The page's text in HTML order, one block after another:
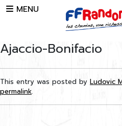
Skip to main content
MENU
Ajaccio-Bonifacio
This entry was posted by Ludovic
permalink.